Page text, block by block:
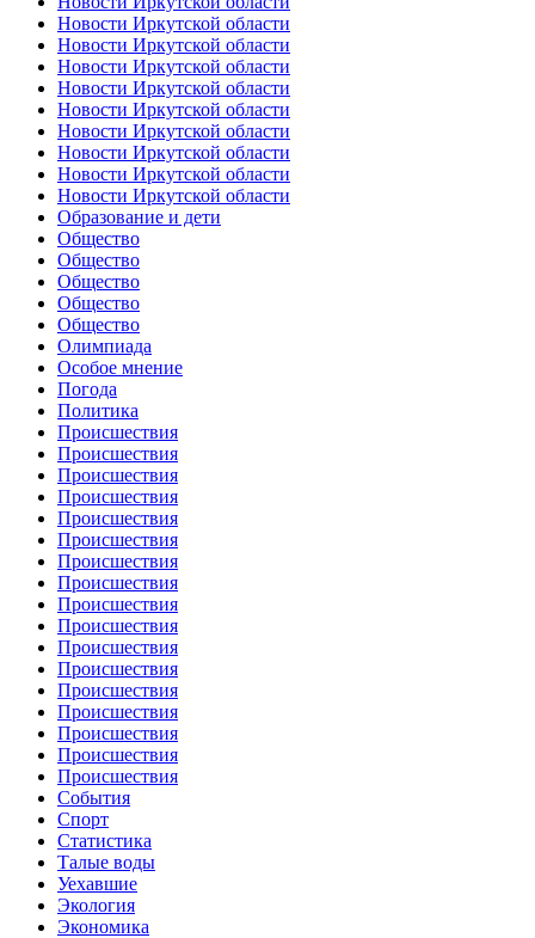
Новости Иркутской области
Новости Иркутской области
Новости Иркутской области
Новости Иркутской области
Новости Иркутской области
Новости Иркутской области
Новости Иркутской области
Новости Иркутской области
Новости Иркутской области
Образование и дети
Общество
Общество
Общество
Общество
Общество
Олимпиада
Особое мнение
Погода
Политика
Происшествия
Происшествия
Происшествия
Происшествия
Происшествия
Происшествия
Происшествия
Происшествия
Происшествия
Происшествия
Происшествия
Происшествия
Происшествия
Происшествия
Происшествия
Происшествия
Происшествия
События
Спорт
Статистика
Талые воды
Уехавшие
Экология
Экономика